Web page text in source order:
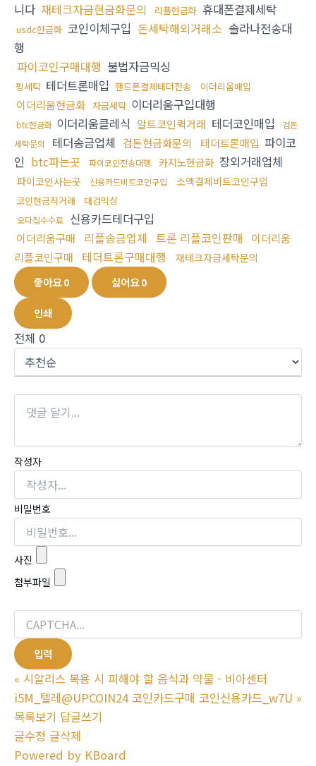
니다 재테크자금현금화문의 리플현금화 휴대폰결제세탁
usdc현금화 코인이체구입 돈세탁해외거래소 솔라나전송대
행
파이코인구매대행 불법자금믹싱
핑세탁 테더트론매입 핸드폰결제테더전송 이더리움매입
이더리움현금화 자금세탁 이더리움구입대행
btc현금화 이더리움클레식 알트코인퀵거래 테더코인매입
검돈
세탁문의
테더송금업체 검돈현금화문의 테더트론매입 파이코
인 btc파는곳 파이코인전송대행 카지노현금화 장외거래업체
파이코인사는곳 신용카드비트코인구입 소액결제비트코인구입
코인현금직거래 대검믹싱
오다집수수료 신용카드테더구입
이더리움구매 리플송금업체 트론 리플코인판매
이더리움
리플코인구매
테더트론구매대행 재테크자금세탁문의
좋아요0 싫어요0
인쇄
전체 0
작성자
비밀번호
사진
첨부파일
« 시알리스 복용 시 피해야 할 음식과 약물 - 비아센터
i5M_텔레@UPCOIN24 코인카드구매 코인신용카드_w7U »
목록보기 답글쓰기
글수정 글삭제
Powered by KBoard